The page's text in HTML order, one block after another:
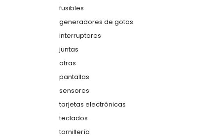
fusibles
generadores de gotas
interruptores
juntas
otras
pantallas
sensores
tarjetas electrónicas
teclados
tornillería